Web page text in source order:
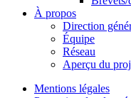
À propos
Direction
Équipe
Réseau
Aperçu du
Mentions légales